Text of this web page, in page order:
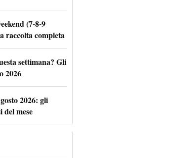
(7-8-9
raccolta completa
settimana? Gli
2026
2026: gli
del mese